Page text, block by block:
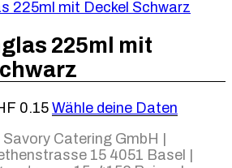
225ml mit
0.15 Wähle deine Daten
Catering GmbH |
15 4051 Basel |